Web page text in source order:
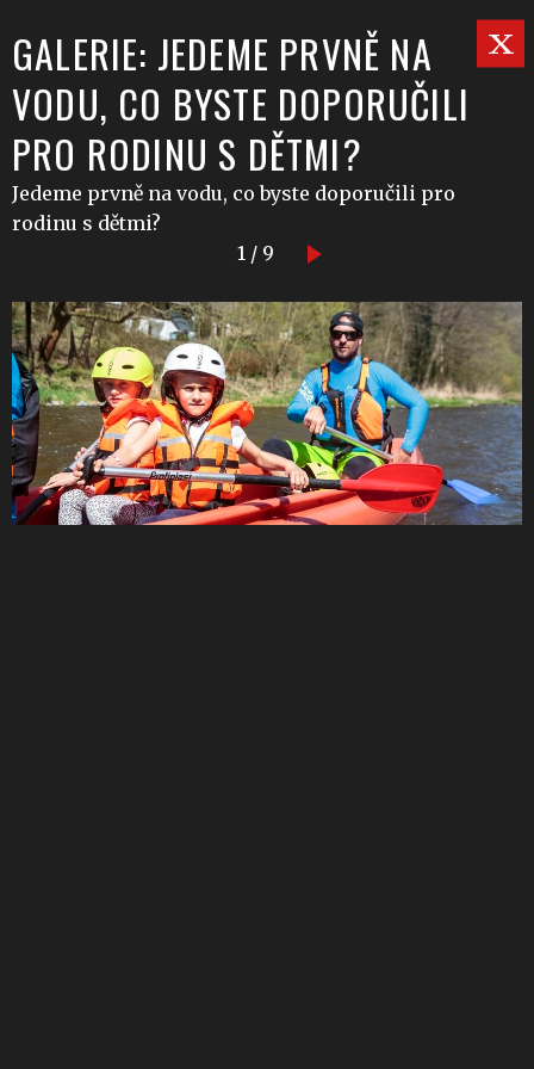
GALERIE: JEDEME PRVNĚ NA
VODU, CO BYSTE DOPORUČILI
PRO RODINU S DĚTMI?
Jedeme prvně na vodu, co byste doporučili pro
rodinu s dětmi?
1 / 9